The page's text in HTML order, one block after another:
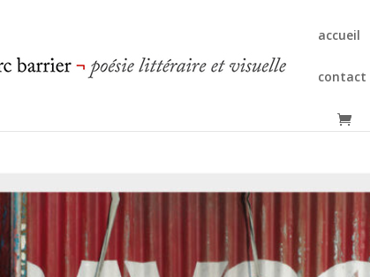
accueil
contact
la rue infinie